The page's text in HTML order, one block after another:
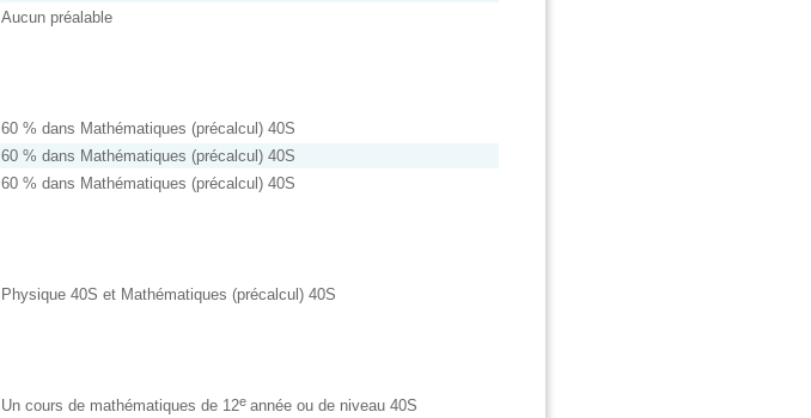
Aucun préalable
60 % dans Mathématiques (précalcul) 40S
60 % dans Mathématiques (précalcul) 40S
60 % dans Mathématiques (précalcul) 40S
Physique 40S et Mathématiques (précalcul) 40S
Un cours de mathématiques de 12e année ou de niveau 40S